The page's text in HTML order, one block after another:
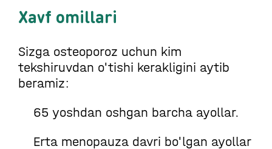
Xavf omillari
Sizga osteoporoz uchun kim
tekshiruvdan o'tishi kerakligini aytib
beramiz:
65 yoshdan oshgan barcha ayollar.
Erta menopauza davri bo'lgan ayollar